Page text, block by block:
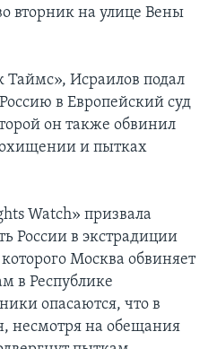
вторник на улице Вены
Исраилов подал
в Европейский суд
он также обвинил
и пытках
Watch» призвала
России в экстрадиции
Москва обвиняет
в Республике
опасаются, что в
несмотря на обещания